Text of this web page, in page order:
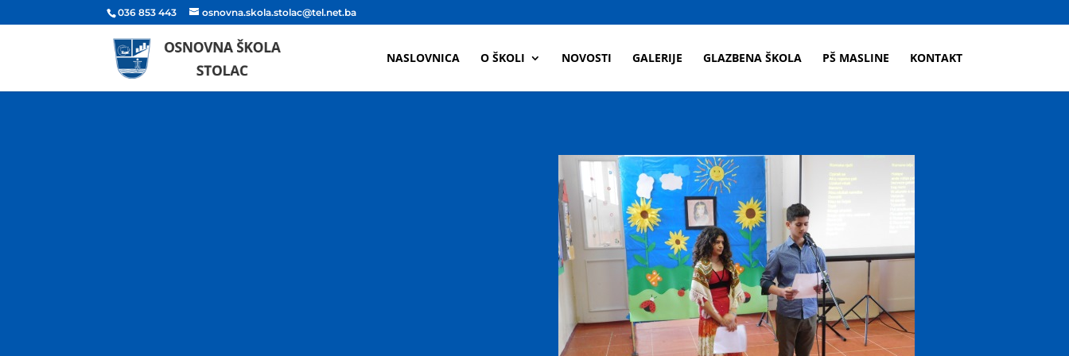
036 853 443 osnovna.skola.stolac@tel.net.ba
NASLOVNICA O ŠKOLI NOVOSTI GALERIJE GLAZBENA ŠKOLA PŠ MASLINE KONTAKT